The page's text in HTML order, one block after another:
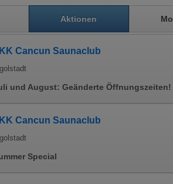
Aktionen
Cancun Saunaclub
und August: Geänderte Öffnungszeiten!
Cancun Saunaclub
Special